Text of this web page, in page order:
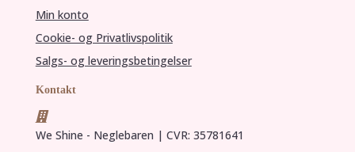
Min konto
Cookie- og Privatlivspolitik
Salgs- og leveringsbetingelser
Kontakt

We Shine - Neglebaren | CVR: 35781641